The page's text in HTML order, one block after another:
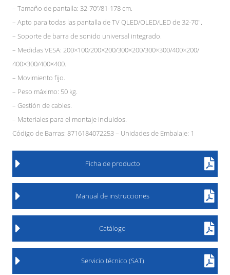
– Tamaño de pantalla: 32-70”/81-178 cm.
– Apto para todas las pantalla de TV QLED/OLED/LED de 32-70″.
– Soporte de barra de sonido universal integrado.
– Medidas VESA: 200×100/200×200/300×200/300×300/400×200/
400×300/400×400.
– Movimiento fijo.
– Peso máximo: 50 kg.
– Gestión de cables.
– Materiales para el montaje incluidos.
Código de Barras: 8716184072253 – Unidades de Embalaje: 1
Ficha de producto
Manual de instrucciones
Catálogo
Servicio técnico (SAT)